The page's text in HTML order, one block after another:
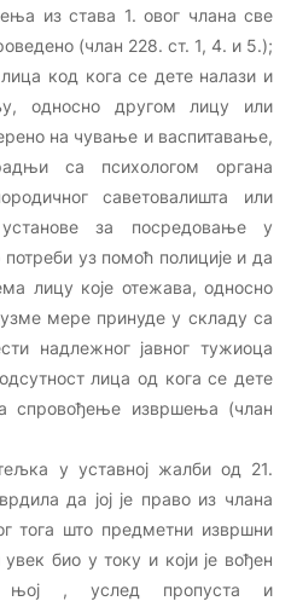
из става 1. овог члана све
(члан 228. ст. 1, 4. и 5.);
код кога се дете налази и
односно другом лицу или
на чување и васпитавање,
са психологом органа
саветовалишта или
установе за посредовање у
уз помоћ полиције и да
лицу које отежава, односно
мере принуде у складу са
надлежног јавног тужиоца
лица од кога се дете
спровођење извршења (члан
у уставној жалби од 21.
да јој је право из члана
тога што предметни извршни
увек био у току и који је вођен
њој , услед пропуста и